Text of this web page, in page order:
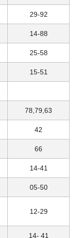
29-92
14-88
25-58
15-51
78,79,63
42
66
14-41
05-50
12-29
14- 41